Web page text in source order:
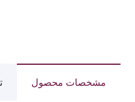
مشخصات محصول